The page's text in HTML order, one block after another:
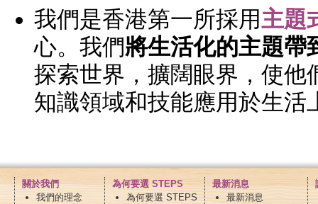
我們是香港第一所採用主題
心。我們將生活化的主題帶
探索世界，擴闊眼界，使他
知識領域和技能應用於生
關於我們
我們的理念
為何要選 STEPS
為何要選 STEPS
最新消息
最新消息